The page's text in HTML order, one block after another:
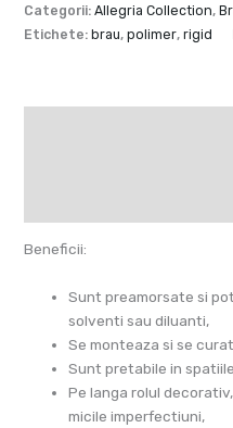
Categorii: Allegria Collection,
Etichete: brau, polimer, rigid
Beneficii:
Sunt preamorsate si
solventi sau diluanti,
Se monteaza si se
Sunt pretabile in
Pe langa rolul
micile imperfectiuni,